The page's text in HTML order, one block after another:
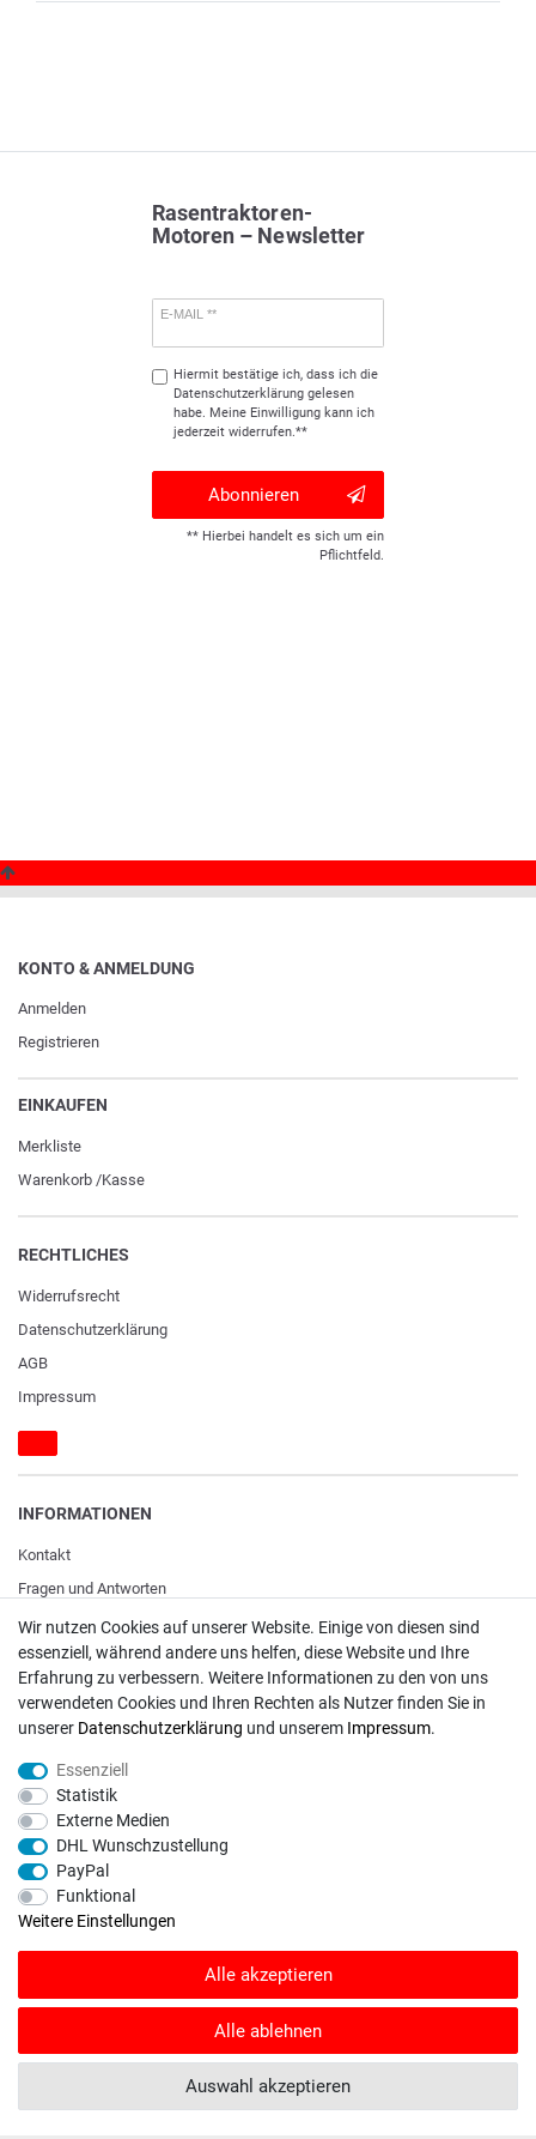
Rasentraktoren-
Motoren – Newsletter
E-MAIL **
Hiermit bestätige ich, dass ich die
Daten­schutz­erklärunggelesen
habe. Meine Einwilligung kann ich
jederzeit widerrufen.**
Abonnieren
** Hierbei handelt es sich um ein
Pflichtfeld.
KONTO & ANMELDUNG
Anmelden
Registrieren
EINKAUFEN
Merkliste
Warenkorb /Kasse
RECHTLICHES
Widerrufs­recht
Daten­schutz­erklärung
AGB
Impressum
INFORMATIONEN
Kontakt
Fragen und Antworten
Unternehmen
Versand
Zahlungsweisen
ZAHLUNGSARTEN / VERSAND
Paypal
VISA / Mastercard
DHL
Deutsche Post
Bei Fragen wenden Sie sich direkt an unser Service-Team.
Montag - Freitag, 09:00 - 18:00
info@rasentraktoren-motoren.de
Wir nutzen Cookies auf unserer Website. Einige von diesen sind
essenziell, während andere uns helfen, diese Website und Ihre
Erfahrung zu verbessern. Weitere Informationen zu den von uns
verwendeten Cookies und Ihren Rechten als Nutzer finden Sie in
unserer Daten­schutz­erklärung und unserem Impressum.
Essenziell
Statistik
Externe Medien
DHL Wunschzustellung
PayPal
Funktional
Weitere Einstellungen
Alle akzeptieren
Alle ablehnen
Auswahl akzeptieren